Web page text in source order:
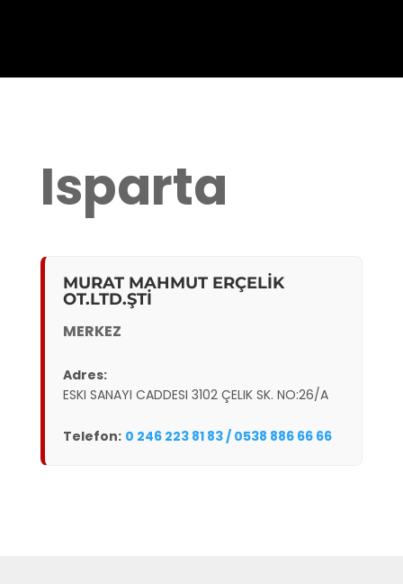
Isparta
MURAT MAHMUT ERÇELİK
OT.LTD.ŞTİ
MERKEZ
Adres:
ESKI SANAYI CADDESI 3102 ÇELIK SK. NO:26/A
Telefon: 0 246 223 81 83 / 0538 886 66 66